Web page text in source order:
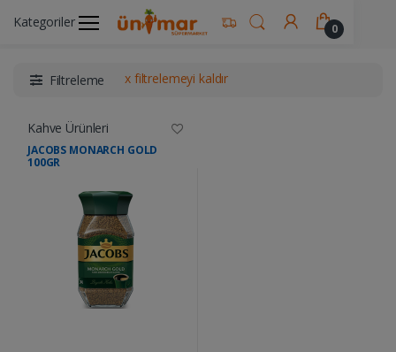
Kategoriler 0
Ünimar Anasayfa İçecekler Kahve Ürünleri
Filtreleme x filtrelemeyi kaldır
Kahve Ürünleri
JACOBS MONARCH GOLD
100GR